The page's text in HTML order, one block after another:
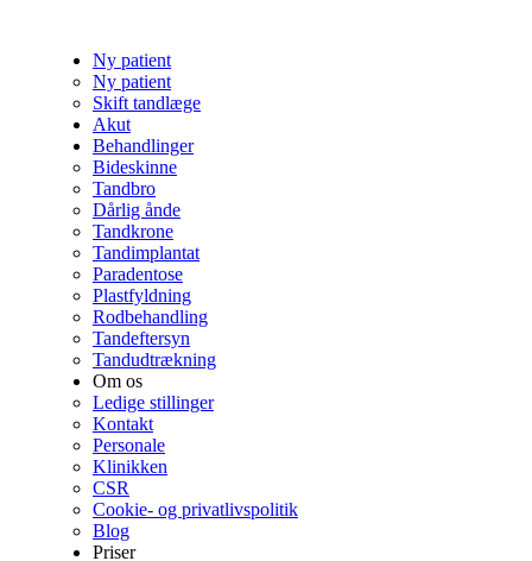
Ny patient
Ny patient
Skift tandlæge
Akut
Behandlinger
Bideskinne
Tandbro
Dårlig ånde
Tandkrone
Tandimplantat
Paradentose
Plastfyldning
Rodbehandling
Tandeftersyn
Tandudtrækning
Om os
Ledige stillinger
Kontakt
Personale
Klinikken
CSR
Cookie- og privatlivspolitik
Blog
Priser